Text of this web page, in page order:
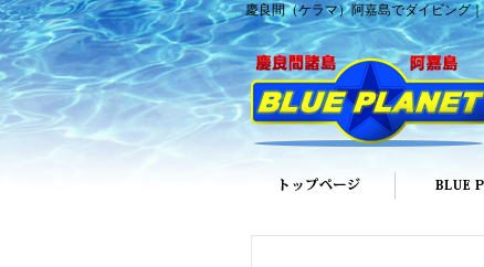
慶良間（ケラマ）阿嘉島でダイビング